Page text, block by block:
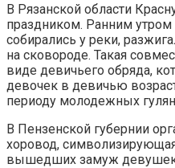
В Рязанской области
праздником. Ранним
собирались у реки,
на сковороде. Такая
виде девичьего обряда,
девочек в девичью
периоду молодежных
В Пензенской губернии
хоровод,
вышедших замуж